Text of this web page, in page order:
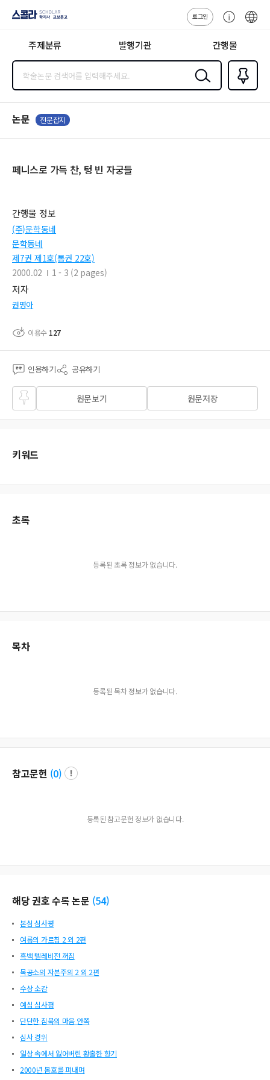
지사·교보문고
로그인
센
주제분류 발행기관 간행물
검색
즐겨찾
기0
논문 전문잡지
페니스로 가득 찬, 텅 빈 자궁들
간행물 정보
(주)문학동네
문학동네
제7권 제1호(통권 22호)
2000.02
1 - 3 (2 pages)
저자
권명아
이용수 127
인용하기 공유하기
즐겨
찾기
원문보기 원문저장
키워드
초록
등록된 초록 정보가 없습니다.
목차
등록된 목차 정보가 없습니다.
참고문헌 (0)
등록된 참고문헌 정보가 없습니다.
해당 권호 수록 논문 (54)
본심 심사평
여름의 가르침 2 외 2편
흑백 텔레비전 꺼짐
목공소의 자본주의 2 외 2편
수상 소감
예심 심사평
단단한 침묵의 마음 안쪽
심사 경위
일상 속에서 잃어버린 황홀한 향기
2000년 봄호를 펴내며